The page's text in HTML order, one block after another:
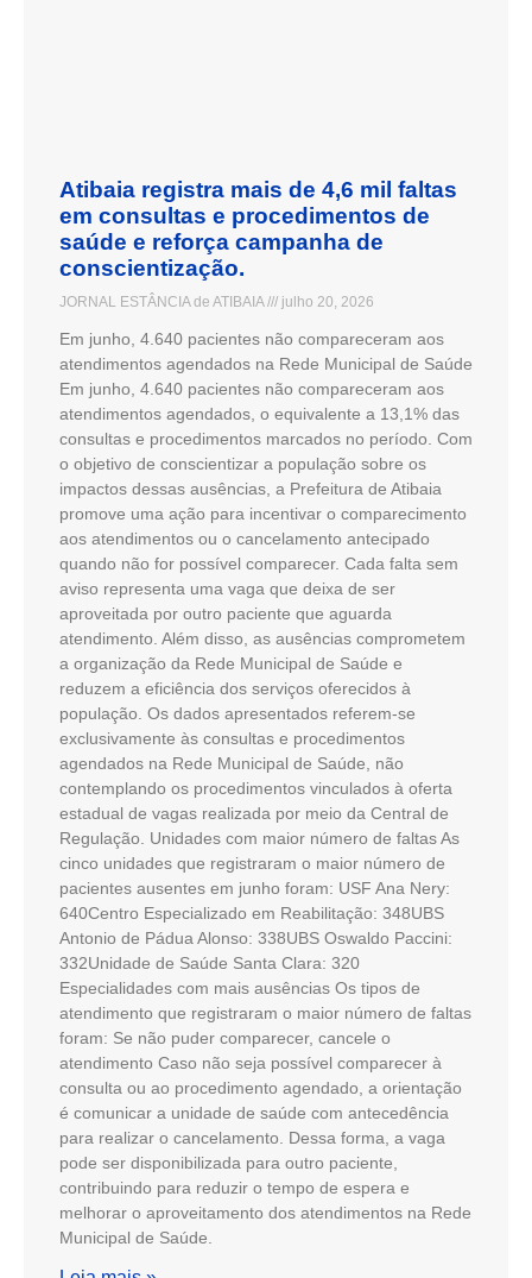
Atibaia registra mais de 4,6 mil faltas
em consultas e procedimentos de
saúde e reforça campanha de
conscientização.
JORNAL ESTÂNCIA de ATIBAIA julho 20, 2026
Em junho, 4.640 pacientes não compareceram aos
atendimentos agendados na Rede Municipal de Saúde
Em junho, 4.640 pacientes não compareceram aos
atendimentos agendados, o equivalente a 13,1% das
consultas e procedimentos marcados no período. Com
o objetivo de conscientizar a população sobre os
impactos dessas ausências, a Prefeitura de Atibaia
promove uma ação para incentivar o comparecimento
aos atendimentos ou o cancelamento antecipado
quando não for possível comparecer. Cada falta sem
aviso representa uma vaga que deixa de ser
aproveitada por outro paciente que aguarda
atendimento. Além disso, as ausências comprometem
a organização da Rede Municipal de Saúde e
reduzem a eficiência dos serviços oferecidos à
população. Os dados apresentados referem-se
exclusivamente às consultas e procedimentos
agendados na Rede Municipal de Saúde, não
contemplando os procedimentos vinculados à oferta
estadual de vagas realizada por meio da Central de
Regulação. Unidades com maior número de faltas As
cinco unidades que registraram o maior número de
pacientes ausentes em junho foram: USF Ana Nery:
640Centro Especializado em Reabilitação: 348UBS
Antonio de Pádua Alonso: 338UBS Oswaldo Paccini:
332Unidade de Saúde Santa Clara: 320
Especialidades com mais ausências Os tipos de
atendimento que registraram o maior número de faltas
foram: Se não puder comparecer, cancele o
atendimento Caso não seja possível comparecer à
consulta ou ao procedimento agendado, a orientação
é comunicar a unidade de saúde com antecedência
para realizar o cancelamento. Dessa forma, a vaga
pode ser disponibilizada para outro paciente,
contribuindo para reduzir o tempo de espera e
melhorar o aproveitamento dos atendimentos na Rede
Municipal de Saúde.